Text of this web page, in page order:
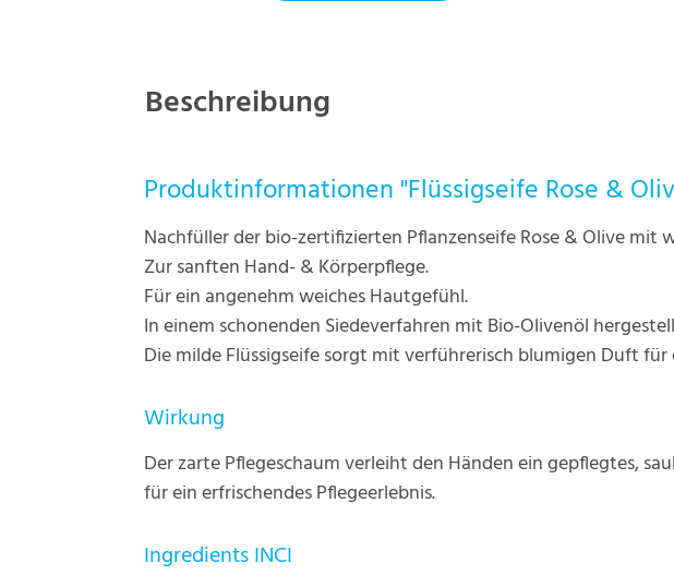
Beschreibung
Produktinformationen "Flüssigseife Rose &
Nachfüller der bio-zertifizierten Pflanzenseife Rose & Olive mit
Zur sanften Hand- & Körperpflege.
Für ein angenehm weiches Hautgefühl.
In einem schonenden Siedeverfahren mit Bio-Olivenöl
Die milde Flüssigseife sorgt mit verführerisch blumigen Duft für
Wirkung
Der zarte Pflegeschaum verleiht den Händen ein gepflegtes,
für ein erfrischendes Pflegeerlebnis.
Ingredients INCI